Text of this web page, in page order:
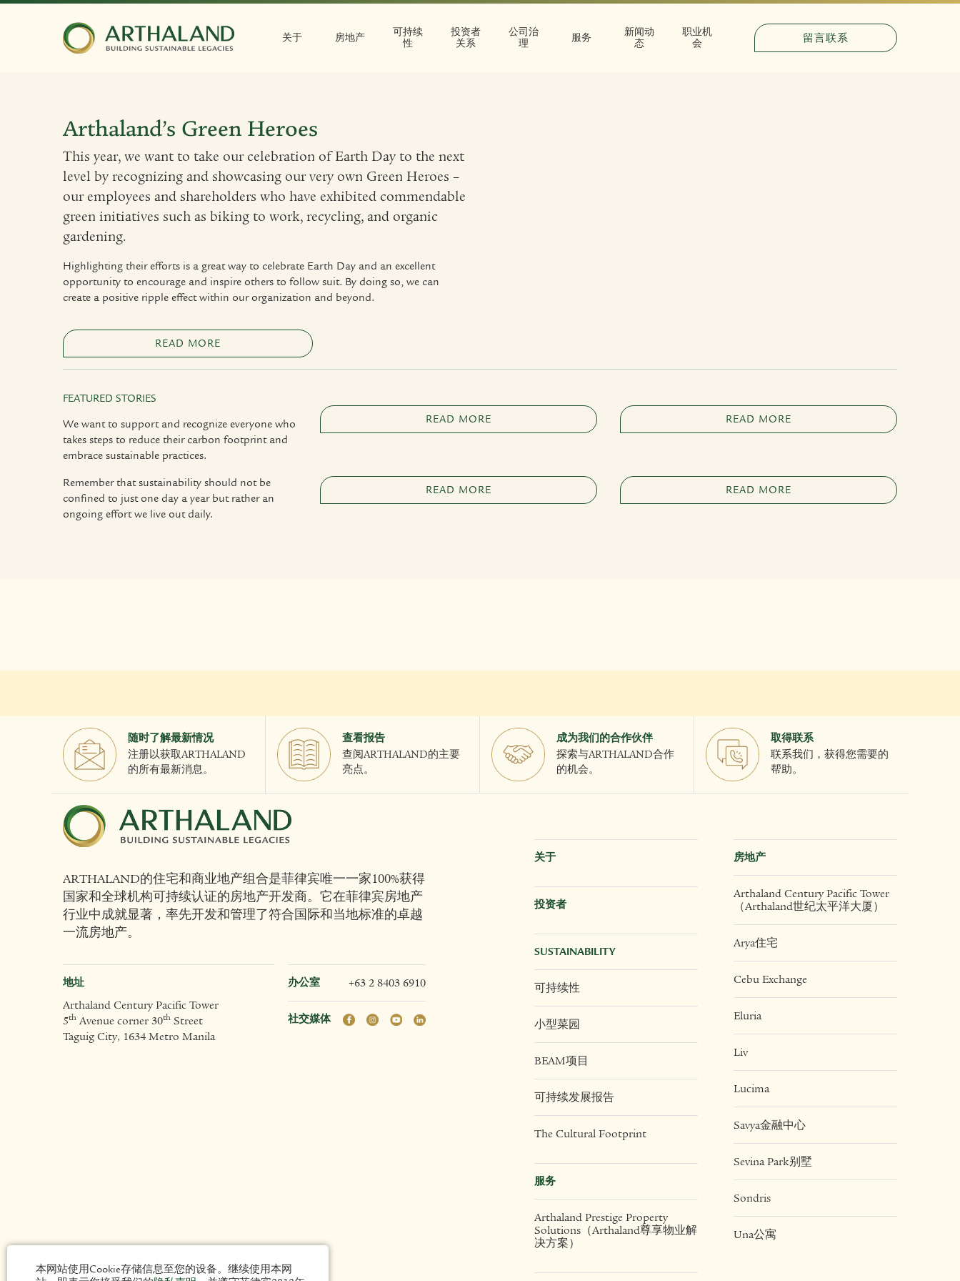
关于 房地产
可持续
性
投资者
关系
公司治
理
服务
新闻动
态
职业机
会
留言联系
Arthaland’s Green Heroes
This year, we want to take our celebration of Earth Day to the next
level by recognizing and showcasing our very own Green Heroes –
our employees and shareholders who have exhibited commendable
green initiatives such as biking to work, recycling, and organic
gardening.
Highlighting their efforts is a great way to celebrate Earth Day and an excellent
opportunity to encourage and inspire others to follow suit. By doing so, we can
create a positive ripple effect within our organization and beyond.
READ MORE
FEATURED STORIES
We want to support and recognize everyone who
takes steps to reduce their carbon footprint and
embrace sustainable practices.
Remember that sustainability should not be
confined to just one day a year but rather an
ongoing effort we live out daily.
READ MORE READ MORE
READ MORE READ MORE
随时了解最新情况
注册以获取ARTHALAND
的所有最新消息。
查看报告
查阅ARTHALAND的主要
亮点。
成为我们的合作伙伴
探索与ARTHALAND合作
的机会。
取得联系
联系我们，获得您需要的
帮助。
ARTHALAND的住宅和商业地产组合是菲律宾唯一一家100%获得
国家和全球机构可持续认证的房地产开发商。它在菲律宾房地产
行业中成就显著，率先开发和管理了符合国际和当地标准的卓越
一流房地产。
地址
Arthaland Century Pacific Tower
5th Avenue corner 30th Street
Taguig City, 1634 Metro Manila
办公室 +63 2 8403 6910
社交媒体
关于
投资者
SUSTAINABILITY
可持续性
小型菜园
BEAM项目
可持续发展报告
The Cultural Footprint
服务
Arthaland Prestige Property
Solutions（Arthaland尊享物业解
决方案）
房地产
Arthaland Century Pacific Tower
（Arthaland世纪太平洋大厦）
Arya住宅
Cebu Exchange
Eluria
Liv
Lucima
Savya金融中心
Sevina Park别墅
Sondris
Una公寓
本网站使用Cookie存储信息至您的设备。继续使用本网